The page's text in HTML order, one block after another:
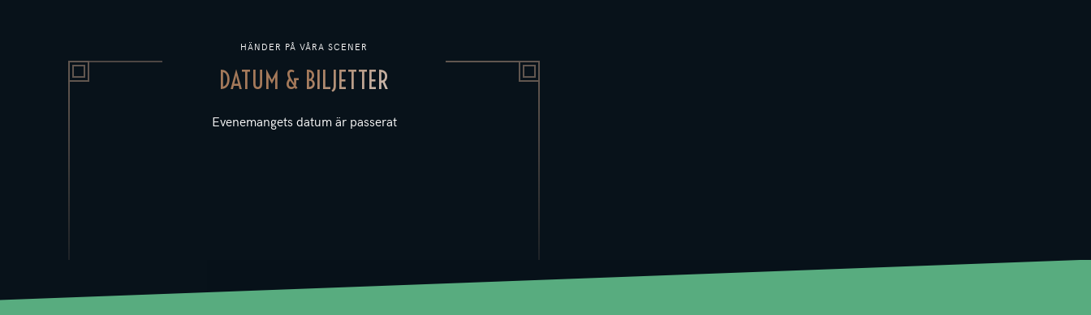
HÄNDER PÅ VÅRA SCENER
DATUM & BILJETTER
Evenemangets datum är passerat